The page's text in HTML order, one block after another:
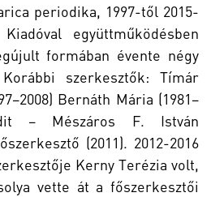
periodika, 1997-től 2015-
együttműködésben
formában évente négy
szerkesztők: Tímár
Bernáth Mária (1981–
– Mészáros F. István
(2011). 2012-2016
Kerny Terézia volt,
vette át a főszerkesztői